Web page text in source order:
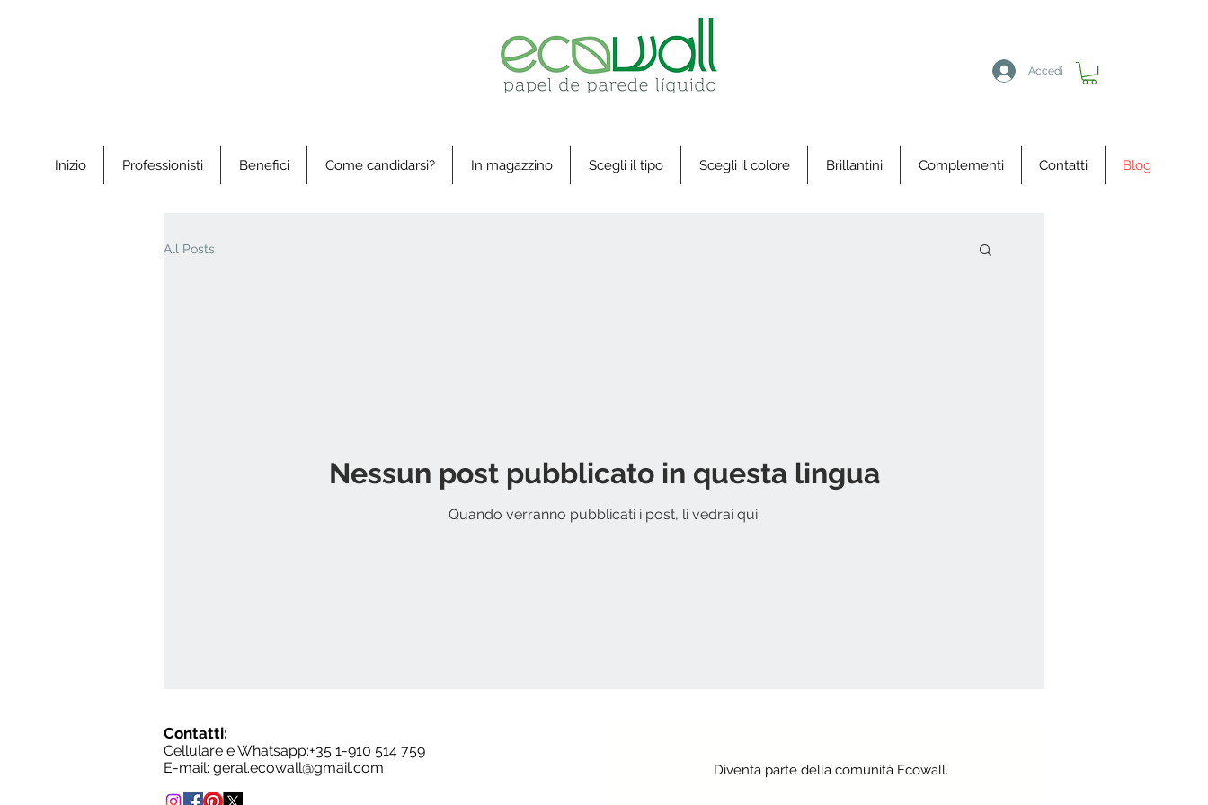
Accedi
Inizio Professionisti Benefici Come candidarsi? In magazzino Scegli il tipo Scegli il colore Brillantini Complementi Contatti Blog
All Posts
Nessun post pubblicato in questa lingua
Quando verranno pubblicati i post, li vedrai qui.
Contatti:
Cellulare e Whatsapp:+35 1-910 514 759
E-mail: geral.ecowall@gmail.com Diventa parte della comunità Ecowall.